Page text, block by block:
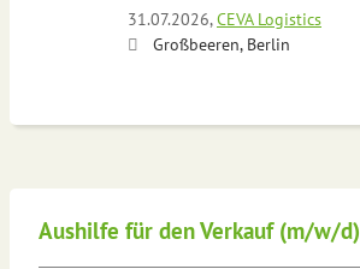
31.07.2026,CEVA Logistics
Großbeeren, Berlin
Aushilfe für den Verkauf (m/w/d)